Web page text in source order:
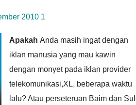
2010 1
Apakah Anda masih ingat dengan
iklan manusia yang mau kawin
dengan monyet pada iklan provider
telekomunikasi,XL, beberapa waktu
lalu? Atau perseteruan Baim dan